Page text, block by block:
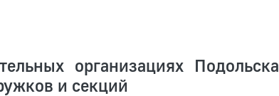
организациях Подольска
и секций